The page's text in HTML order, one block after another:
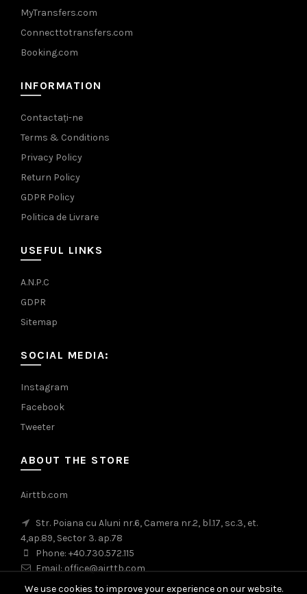
MyTransfers.com
Connecttotransfers.com
Booking.com
INFORMATION
Contactați-ne
Terms & Conditions
Privacy Policy
Return Policy
GDPR Policy
Politica de Livrare
USEFUL LINKS
A.N.P.C
GDPR
Sitemap
SOCIAL MEDIA:
Instagram
Facebook
Tweeter
ABOUT THE STORE
Airttb.com
Str. Poiana cu Aluni nr.6, Camera nr.2, bl.17, sc.3, et.
4,ap.89, Sector 3. ap.78
Phone: +40.730.572.115
Email: office@airttb.com
We use cookies to improve your experience on our website.